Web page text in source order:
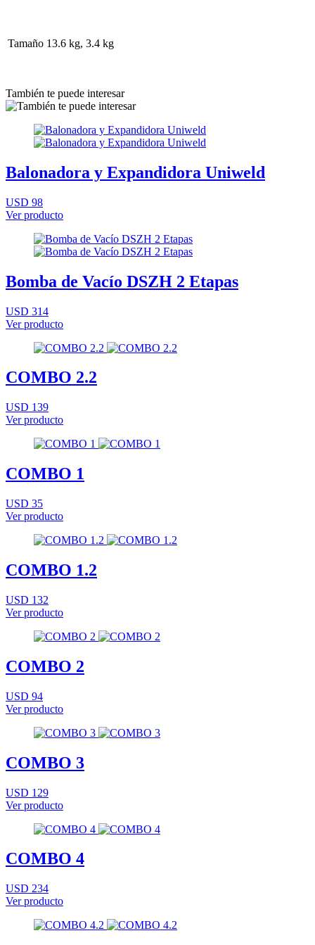
Tamaño 13.6 kg, 3.4 kg
También te puede interesar
Balonadora y Expandidora Uniweld
USD 98
Ver producto
Bomba de Vacío DSZH 2 Etapas
USD 314
Ver producto
COMBO 2.2
USD 139
Ver producto
COMBO 1
USD 35
Ver producto
COMBO 1.2
USD 132
Ver producto
COMBO 2
USD 94
Ver producto
COMBO 3
USD 129
Ver producto
COMBO 4
USD 234
Ver producto